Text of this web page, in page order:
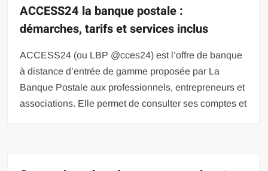
ACCESS24 la banque postale :
démarches, tarifs et services inclus
ACCESS24 (ou LBP @cces24) est l’offre de banque
à distance d’entrée de gamme proposée par La
Banque Postale aux professionnels, entrepreneurs et
associations. Elle permet de consulter ses comptes et